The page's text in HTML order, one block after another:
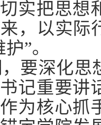
实把思想
，以实际
”。
要深化思
记重要讲
为核心抓